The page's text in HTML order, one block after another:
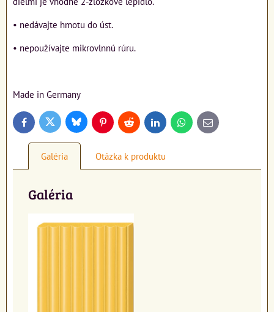
• nedávajte hmotu do úst.
• nepoužívajte mikrovlnnú rúru.
Made in Germany
FacebookTwitter BlueskyPinterestReddit LinkedInWhatsApp
E-
mail
Galéria Otázka k produktu
Galéria